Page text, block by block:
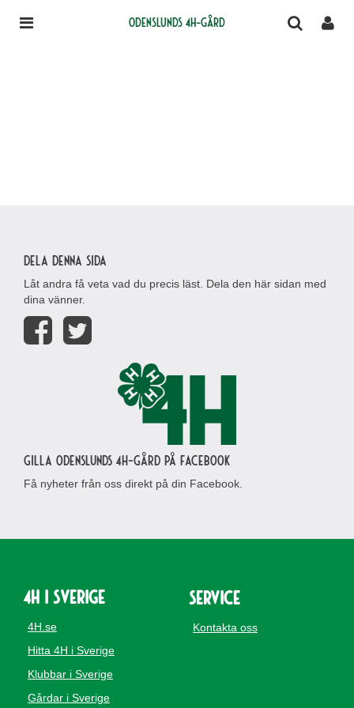
Odenslunds 4H-gård
Dela denna sida
Låt andra få veta vad du precis läst. Dela den här sidan med
dina vänner.
Gilla Odenslunds 4H-gård på Facebook
Få nyheter från oss direkt på din Facebook.
4H i Sverige
4H.se
Hitta 4H i Sverige
Klubbar i Sverige
Gårdar i Sverige
Service
Kontakta oss